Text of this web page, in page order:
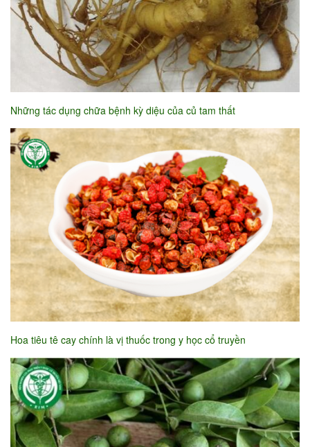
Những tác dụng chữa bệnh kỳ diệu của củ tam thất
Hoa tiêu tê cay chính là vị thuốc trong y học cổ truyền